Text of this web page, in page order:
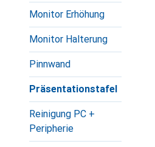
Monitor Erhöhung
Monitor Halterung
Pinnwand
Präsentationstafel
Reinigung PC +
Peripherie